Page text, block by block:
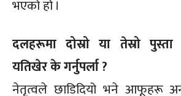
भएको हो ।
दलहरूमा दोस्रो या तेस्रो
यतिखेर के गर्नुपर्ला ?
नेतृत्वले छाडिदियो भने आफूहरू